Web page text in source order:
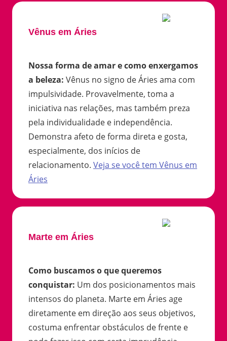
Vênus em Áries
Nossa forma de amar e como enxergamos
a beleza: Vênus no signo de Áries ama com
impulsividade. Provavelmente, toma a
iniciativa nas relações, mas também preza
pela individualidade e independência.
Demonstra afeto de forma direta e gosta,
especialmente, dos inícios de
relacionamento. Veja se você tem Vênus em
Áries
Marte em Áries
Como buscamos o que queremos
conquistar: Um dos posicionamentos mais
intensos do planeta. Marte em Áries age
diretamente em direção aos seus objetivos,
costuma enfrentar obstáculos de frente e